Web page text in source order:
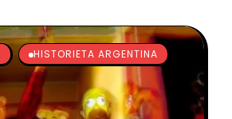
HISTORIETA ARGENTINA